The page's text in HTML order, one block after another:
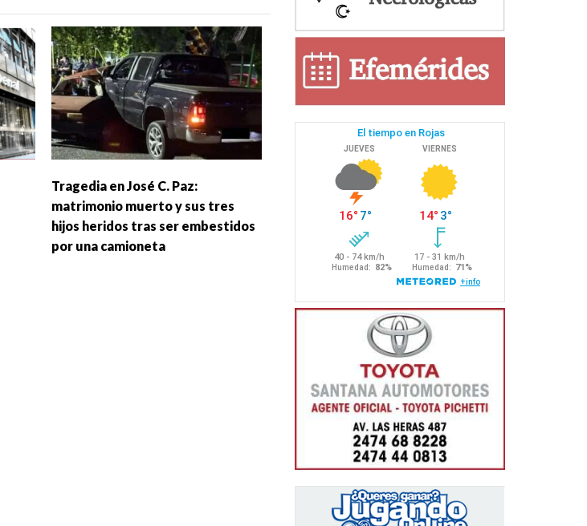
Tragedia en José C. Paz:
matrimonio muerto y sus tres
hijos heridos tras ser embestidos
por una camioneta